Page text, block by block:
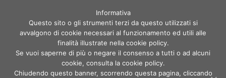
Informativa
Questo sito o gli strumenti terzi da questo utilizzati si
avvalgono di cookie necessari al funzionamento ed utili alle
finalità illustrate nella cookie policy.
Se vuoi saperne di più o negare il consenso a tutti o ad alcuni
cookie, consulta la cookie policy.
Chiudendo questo banner, scorrendo questa pagina, cliccando